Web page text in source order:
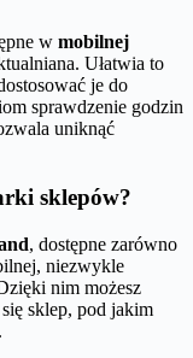
w mobilnej
Ułatwia to
je do
sprawdzenie godzin
uniknąć
sklepów?
, dostępne zarówno
niezwykle
nim możesz
sklep, pod jakim